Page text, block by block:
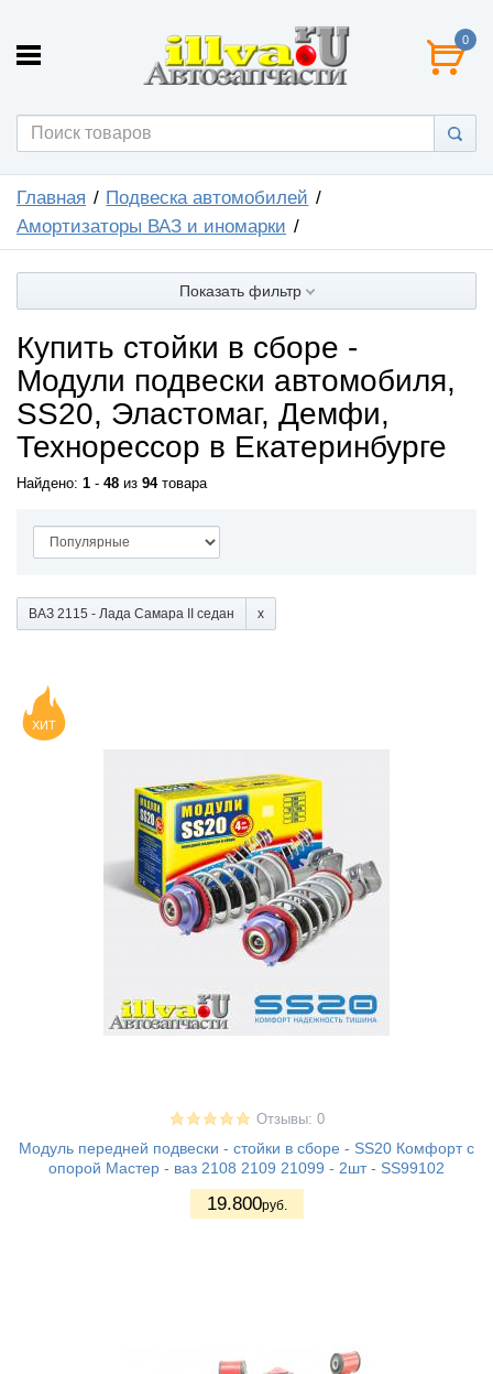
0
Главная
Подвеска автомобилей
Амортизаторы ВАЗ и иномарки
Показать фильтр
Купить стойки в сборе -
Модули подвески автомобиля,
SS20, Эластомаг, Демфи,
Технорессор в Екатеринбурге
Найдено: 1 - 48 из 94товара
ВАЗ 2115 - Лада Самара II седан
ХИТ
Отзывы: 0
Модуль передней подвески - стойки в сборе - SS20 Комфорт с
опорой Мастер - ваз 2108 2109 21099 - 2шт - SS99102
19.800руб.